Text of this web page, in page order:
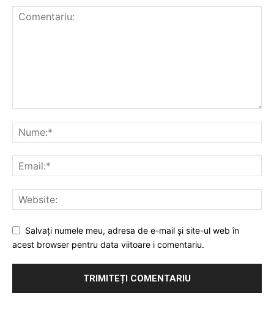
Salvați numele meu, adresa de e-mail și site-ul web în
acest browser pentru data viitoare i comentariu.